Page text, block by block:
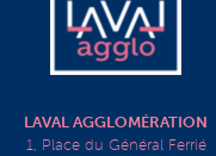
LAVAL AGGLOMÉRATION
1, Place du Général Ferrié